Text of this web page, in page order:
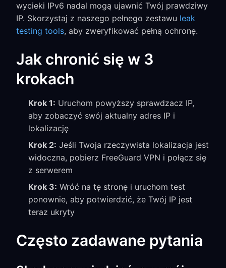
wycieki IPv6 nadal mogą ujawnić Twój prawdziwy
IP. Skorzystaj z naszego pełnego zestawu leak
testing tools, aby zweryfikować pełną ochronę.
Jak chronić się w 3
krokach
Krok 1: Uruchom powyższy sprawdzacz IP,
aby zobaczyć swój aktualny adres IP i
lokalizację
Krok 2: Jeśli Twoja rzeczywista lokalizacja jest
widoczna, pobierz FreeGuard VPN i połącz się
z serwerem
Krok 3: Wróć na tę stronę i uruchom test
ponownie, aby potwierdzić, że Twój IP jest
teraz ukryty
Często zadawane pytania